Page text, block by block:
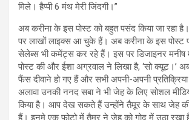
मिले। हैप्पी 6 मंथ मेरी जिंदगी।”
अब करीना के इस पोस्ट को बहुत पसंद किया जा रहा
पर लाखों लाइक्स आ चुके हैं। अब करीना के इस पोस्ट
सेलेब्स भी कमेंट्स कर रहे हैं। इस पर डिजाइनर मनीष
पोस्ट की और ईशा अग्रवाल ने लिखा है, ‘सो क्यूट।’
फैंस दीवाने हो गए हैं और सभी अपनी-अपनी
अलावा उनकी ननद सबा ने भी जेह के लिए सोशल
किया है। आप देख सकते हैं उन्होंने तैमूर के साथ जेह की
हैं। इनमे एक फोटो में तैमूर ने जेह को गोद में उठा रखा